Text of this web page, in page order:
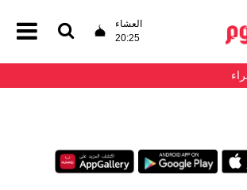
العشاء
20:25